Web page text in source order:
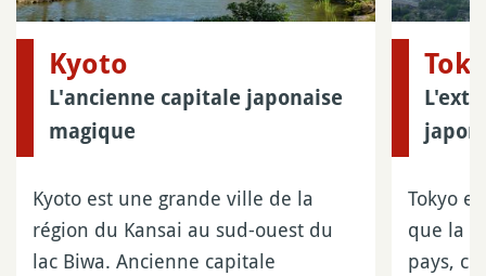
Kyoto
L'ancienne capitale japonaise
magique
Kyoto est une grande ville de la
région du Kansai au sud-ouest du
lac Biwa. Ancienne capitale
Tokyo
que la
pays,